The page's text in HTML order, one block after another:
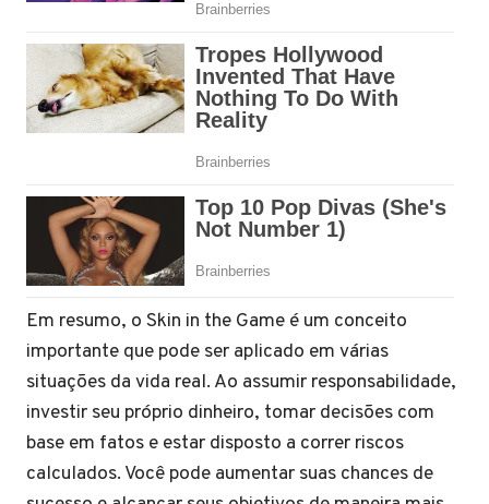
Em resumo, o Skin in the Game é um conceito
importante que pode ser aplicado em várias
situações da vida real. Ao assumir responsabilidade,
investir seu próprio dinheiro, tomar decisões com
base em fatos e estar disposto a correr riscos
calculados. Você pode aumentar suas chances de